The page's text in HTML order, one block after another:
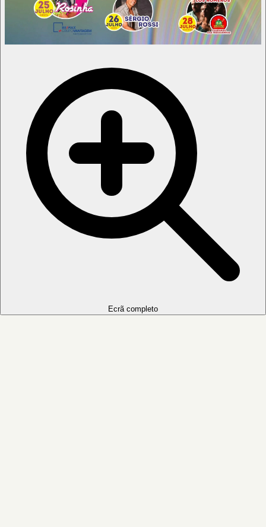
Ecrã completo